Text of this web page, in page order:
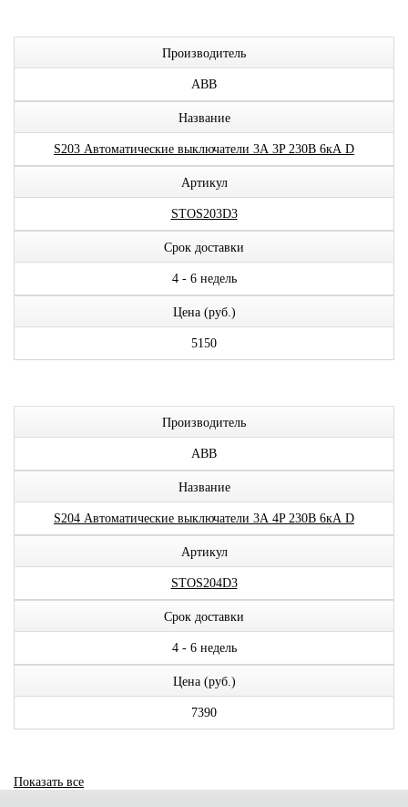
Производитель
ABB
Название
S203 Автоматические выключатели 3А 3P 230В 6кА D
Артикул
STOS203D3
Срок доставки
4 - 6 недель
Цена (руб.)
5150
Производитель
ABB
Название
S204 Автоматические выключатели 3А 4P 230В 6кА D
Артикул
STOS204D3
Срок доставки
4 - 6 недель
Цена (руб.)
7390
Показать все